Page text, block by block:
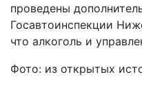
проведены
Госавтоинспекции
что алкоголь и
Фото: из открытых